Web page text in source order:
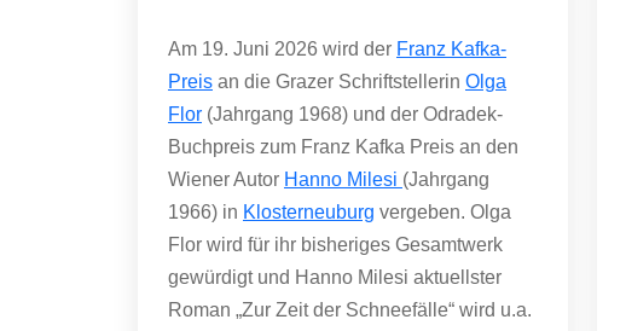
Am 19. Juni 2026 wird der Franz Kafka-
Preis an die Grazer Schriftstellerin Olga
Flor (Jahrgang 1968) und der Odradek-
Buchpreis zum Franz Kafka Preis an den
Wiener Autor Hanno Milesi (Jahrgang
1966) in Klosterneuburg vergeben. Olga
Flor wird für ihr bisheriges Gesamtwerk
gewürdigt und Hanno Milesi aktuellster
Roman „Zur Zeit der Schneefälle“ wird u.a.